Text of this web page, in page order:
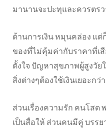
มานานจะปะทุและควรตร
ด้านการเงิน หมุนคล่อง แต่
ของที่ไม่คุ้มค่ากับราคาที่เ
ตั้งใจ ปัญหาสุขภาพผู้สูงวั
สิ่งต่างๆต้องใช้เงินเยอะกว่
ส่วนเรื่องความรัก คนโสด
เป็นสื่อให้ ส่วนคนมีคู่ บรร